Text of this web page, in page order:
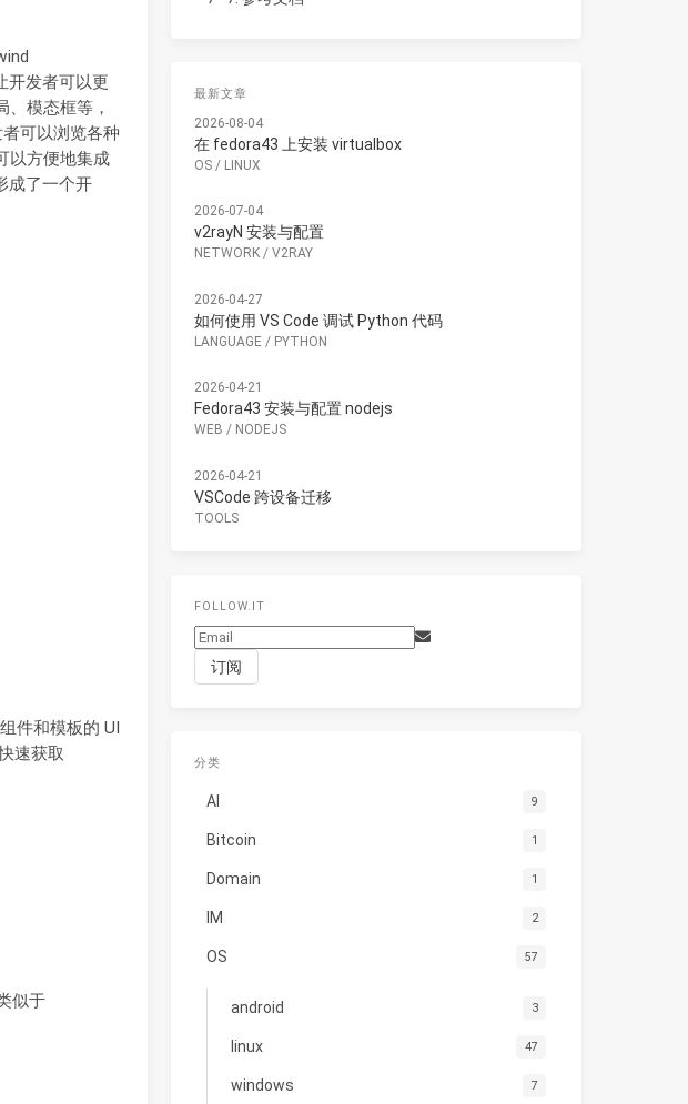
开发者可以更
模态框等，
可以浏览各种
以方便地集成
成了一个开
件和模板的 UI
速获取
似于
最新文章
2026-08-04
在 fedora43 上安装 virtualbox
OS / LINUX
2026-07-04
v2rayN 安装与配置
NETWORK / V2RAY
2026-04-27
如何使用 VS Code 调试 Python 代码
LANGUAGE / PYTHON
2026-04-21
Fedora43 安装与配置 nodejs
WEB / NODEJS
2026-04-21
VSCode 跨设备迁移
TOOLS
FOLLOW.IT
分类
AI 9
Bitcoin 1
Domain 1
IM 2
OS 57
android 3
linux 47
windows 7